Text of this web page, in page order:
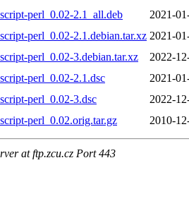
perl_0.02-2.1_all.deb
2021-
perl_0.02-2.1.debian.tar.xz 2021-
perl_0.02-3.debian.tar.xz
2022-
perl_0.02-2.1.dsc
2021-
perl_0.02-3.dsc
2022-
perl_0.02.orig.tar.gz
2010-
at ftp.zcu.cz Port 443